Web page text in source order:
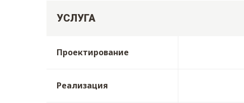
УСЛУГА
Проектирование
Реализация